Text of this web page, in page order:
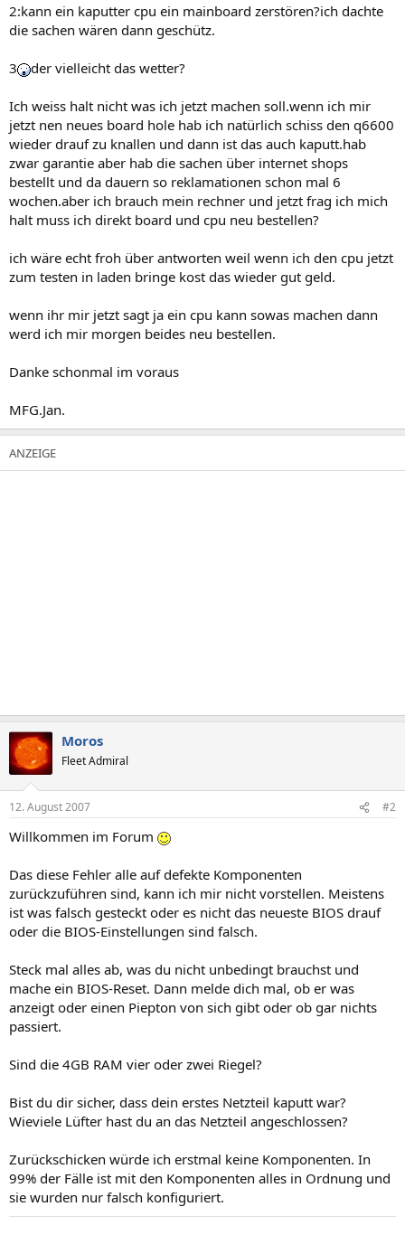
2:kann ein kaputter cpu ein mainboard zerstören?ich dachte
die sachen wären dann geschütz.
3 der vielleicht das wetter?
Ich weiss halt nicht was ich jetzt machen soll.wenn ich mir
jetzt nen neues board hole hab ich natürlich schiss den q6600
wieder drauf zu knallen und dann ist das auch kaputt.hab
zwar garantie aber hab die sachen über internet shops
bestellt und da dauern so reklamationen schon mal 6
wochen.aber ich brauch mein rechner und jetzt frag ich mich
halt muss ich direkt board und cpu neu bestellen?
ich wäre echt froh über antworten weil wenn ich den cpu jetzt
zum testen in laden bringe kost das wieder gut geld.
wenn ihr mir jetzt sagt ja ein cpu kann sowas machen dann
werd ich mir morgen beides neu bestellen.
Danke schonmal im voraus
MFG.Jan.
Moros
Fleet Admiral
12. August 2007 #2
Willkommen im Forum
Das diese Fehler alle auf defekte Komponenten
zurückzuführen sind, kann ich mir nicht vorstellen. Meistens
ist was falsch gesteckt oder es nicht das neueste BIOS drauf
oder die BIOS-Einstellungen sind falsch.
Steck mal alles ab, was du nicht unbedingt brauchst und
mache ein BIOS-Reset. Dann melde dich mal, ob er was
anzeigt oder einen Piepton von sich gibt oder ob gar nichts
passiert.
Sind die 4GB RAM vier oder zwei Riegel?
Bist du dir sicher, dass dein erstes Netzteil kaputt war?
Wieviele Lüfter hast du an das Netzteil angeschlossen?
Zurückschicken würde ich erstmal keine Komponenten. In
99% der Fälle ist mit den Komponenten alles in Ordnung und
sie wurden nur falsch konfiguriert.